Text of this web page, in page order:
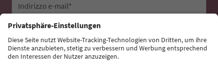
Indirizzo e-mail*
Iscriviti alla newsletter